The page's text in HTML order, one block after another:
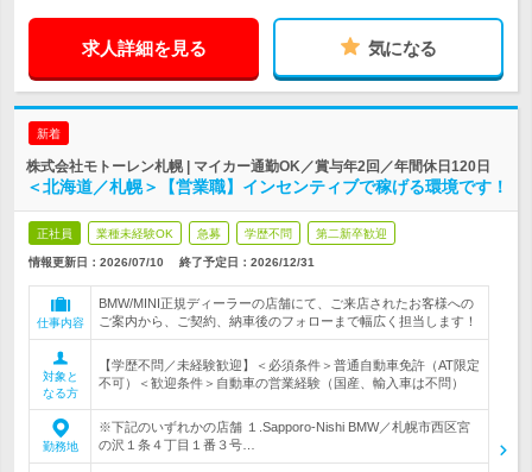
求人詳細を見る 気になる
新着
株式会社モトーレン札幌 | マイカー通勤OK／賞与年2回／年間休日120日
＜北海道／札幌＞【営業職】インセンティブで稼げる環境です！
正社員 業種未経験OK 急募 学歴不問 第二新卒歓迎
情報更新日：2026/07/10 終了予定日： 2026/12/31
仕事内容
BMW/MINI正規ディーラーの店舗にて、ご来店されたお客様への
ご案内から、ご契約、納車後のフォローまで幅広く担当します！
対象と
なる方
【学歴不問／未経験歓迎】＜必須条件＞普通自動車免許（AT限定
不可）＜歓迎条件＞自動車の営業経験（国産、輸入車は不問）
勤務地
※下記のいずれかの店舗 １.Sapporo-Nishi BMW／札幌市西区宮
の沢１条４丁目１番３号…